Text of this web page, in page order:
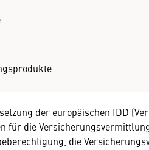
der europäischen IDD
für die
die